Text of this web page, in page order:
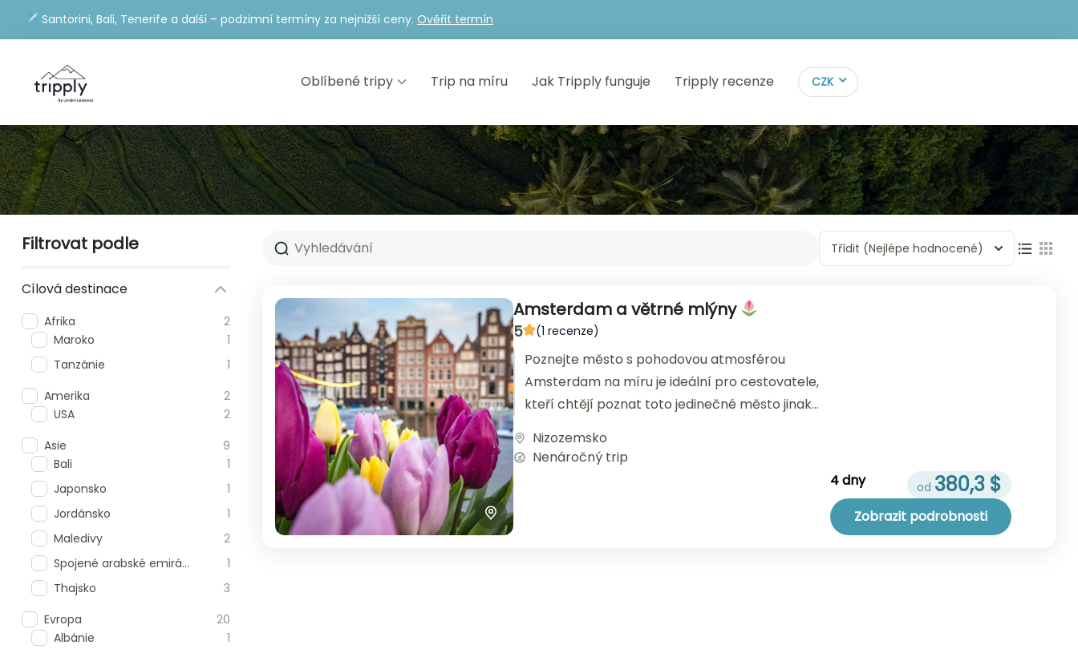
Santorini, Bali, Tenerife a další – podzimní termíny za nejnižší ceny. Ověřit termín
Oblíbené tripy Trip na míru Jak Tripply funguje Tripply recenze CZK
Filtrovat podle
Cílová destinace
Afrika
2
Maroko
1
Tanzánie
1
Amerika
2
USA
2
Asie
9
Bali
1
Japonsko
1
Jordánsko
1
Maledivy
2
Spojené arabské emiráty
1
Thajsko
3
Evropa
20
Albánie
1
Třídit (Nejlépe hodnocené)
Amsterdam a větrné mlýny
5 (1 recenze)
Poznejte město s pohodovou atmosférou
Amsterdam na míru je ideální pro cestovatele,
kteří chtějí poznat toto jedinečné město jinak
Nizozemsko
Nenáročný trip
4 dny
380,3 $
Zobrazit podrobnosti